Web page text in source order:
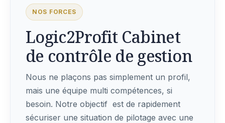
NOS FORCES
Logic2Profit Cabinet
de contrôle de gestion
Nous ne plaçons pas simplement un profil,
mais une équipe multi compétences, si
besoin. Notre objectif est de rapidement
sécuriser une situation de pilotage avec une